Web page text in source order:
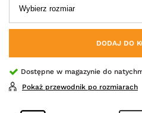
DODAJ DO
Dostępne w magazynie do
Pokaż przewodnik po rozmiarach